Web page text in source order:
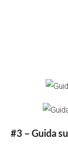
#3 – Guida